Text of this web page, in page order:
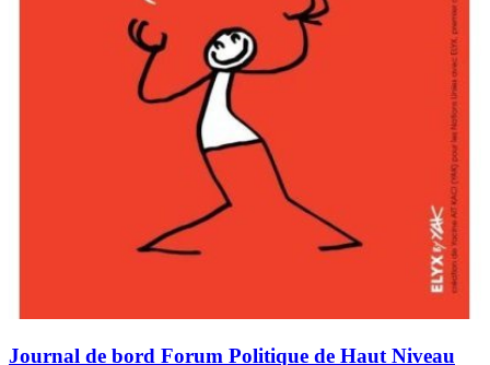
Journal de bord Forum Politique de Haut Niveau